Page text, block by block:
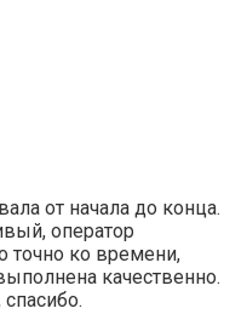
от начала до конца.
оператор
точно ко времени,
качественно.